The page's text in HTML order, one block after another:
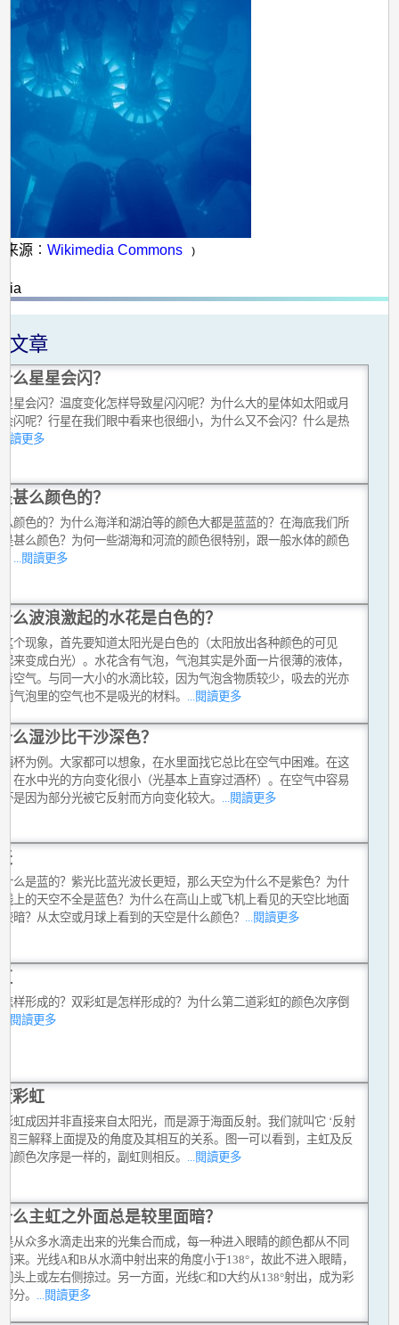
来源︰Wikimedia Commons ﹚
文章
么星星会闪？
星会闪？温度变化怎样导致星闪闪呢？为什么大的星体如太阳或月
闪呢？行星在我们眼中看来也很细小，为什么又不会闪？什么是热
讀更多
甚么颜色的？
颜色的？为什么海洋和湖泊等的颜色大都是蓝蓝的？在海底我们所
甚么颜色？为何一些湖海和河流的颜色很特别，跟一般水体的颜色
...閱讀更多
么波浪激起的水花是白色的？
个现象，首先要知道太阳光是白色的（太阳放出各种颜色的可见
来变成白光）。水花含有气泡，气泡其实是外面一片很薄的液体，
空气。与同一大小的水滴比较，因为气泡含物质较少，吸去的光亦
气泡里的空气也不是吸光的材料。
...閱讀更多
么湿沙比干沙深色？
杯为例。大家都可以想象，在水里面找它总比在空气中困难。在这
在水中光的方向变化很小（光基本上直穿过酒杯）。在空气中容易
是因为部分光被它反射而方向变化较大。 ...閱讀更多
么是蓝的？紫光比蓝光波长更短，那么天空为什么不是紫色？为什
上的天空不全是蓝色？为什么在高山上或飞机上看见的天空比地面
暗？从太空或月球上看到的天空是什么颜色？ ...閱讀更多
样形成的？双彩虹是怎样形成的？为什么第二道彩虹的颜色次序倒
...閱讀更多
彩虹
虹成因并非直接来自太阳光，而是源于海面反射。我们就叫它 ‘反射
图三解释上面提及的角度及其相互的关系。图一可以看到，主虹及反
颜色次序是一样的，副虹则相反。 ...閱讀更多
么主虹之外面总是较里面暗？
从众多水滴走出来的光集合而成，每一种进入眼睛的颜色都从不同
来。光线A和B从水滴中射出来的角度小于138°，故此不进入眼睛，
头上或左右侧掠过。另一方面，光线C和D大约从138°射出，成为彩
分。
...閱讀更多